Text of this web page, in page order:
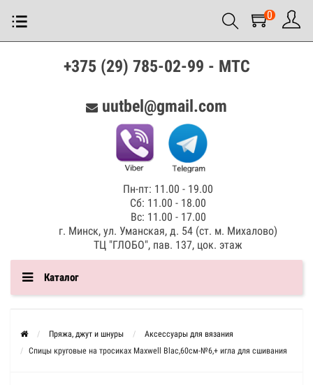
0
+375 (29) 785-02-99 - МТС
uutbel@gmail.com
Пн-пт: 11.00 - 19.00
Сб: 11.00 - 18.00
Вс: 11.00 - 17.00
г. Минск, ул. Уманская, д. 54 (ст. м. Михалово)
ТЦ "ГЛОБО", пав. 137, цок. этаж
Каталог
Пряжа, джут и шнуры
Аксессуары для вязания
Спицы круговые на тросиках Maxwell Blac,60см-№6,+ игла для сшивания